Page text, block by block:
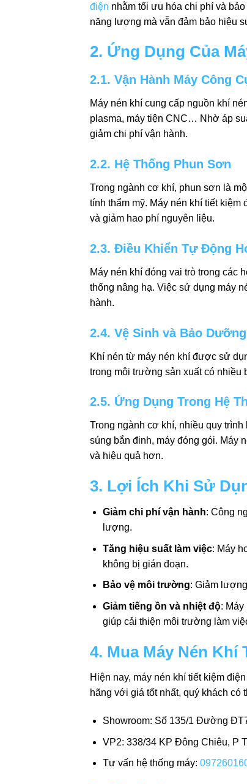
điện nhằm tối ưu hóa chi phí và
năng lượng mà vẫn đảm bảo hiệu
2. Ứng Dụng Của
2.1. Vận Hành Máy Công
Máy nén khí cung cấp nguồn khí
plasma, máy tiện CNC… Nhờ áp
giảm chi phí vận hành.
2.2. Hệ Thống Phun Sơn
Trong ngành cơ khí, phun sơn là
tính thẩm mỹ. Máy nén khí tiết
và giảm hao phí nguyên liệu.
2.3. Điều Khiển Tự Động
Máy nén khí đóng vai trò trong các
thống nâng hạ. Việc sử dụng máy
hành.
2.4. Vệ Sinh và Bảo
Khí nén từ máy nén khí được sử
trong môi trường sản xuất có nhiều
2.5. Ứng Dụng Trong Hệ
Trong ngành cơ khí, nhiều quy
súng bắn đinh, máy đóng gói. Máy
và hiệu quả hơn.
3. Lợi Ích Khi Sử
Giảm chi phí vận hành: Công
lượng.
Tăng hiệu suất làm việc: Máy
không bị gián đoạn.
Bảo vệ môi trường: Giảm
Giảm tiếng ồn và nhiệt độ: Máy
giúp cải thiện môi trường làm
4. Mua Máy Nén
Hiện nay, máy nén khí tiết kiệm
hãng với giá tốt nhất, quý khách có
Showroom: Số 135/1 Đường
VP2: 338/34 KP Đông Chiêu, P
Tư vấn hệ thống máy: